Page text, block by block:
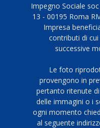
Impegno Sociale
13 - 00195 Roma
Impresa
contributi di cui
successive
Le foto
provengono in
pertanto ritenute
delle immagini o i
ogni momento
al seguente